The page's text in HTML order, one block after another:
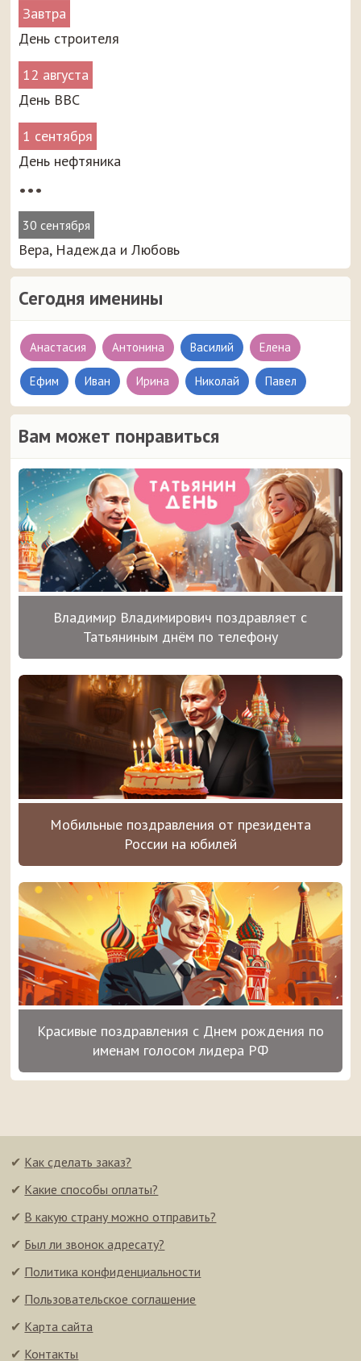
Завтра
День строителя
12 августа
День ВВС
1 сентября
День нефтяника
•••
30 сентября
Вера, Надежда и Любовь
Сегодня именины
Анастасия Антонина Василий Елена
Ефим Иван Ирина Николай Павел
Вам может понравиться
Владимир Владимирович поздравляет с
Татьяниным днём по телефону
Мобильные поздравления от президента
России на юбилей
Красивые поздравления с Днем рождения по
именам голосом лидера РФ
✔ Как сделать заказ?
✔ Какие способы оплаты?
✔ В какую страну можно отправить?
✔ Был ли звонок адресату?
✔ Политика конфиденциальности
✔ Пользовательское соглашение
✔ Карта сайта
✔ Контакты